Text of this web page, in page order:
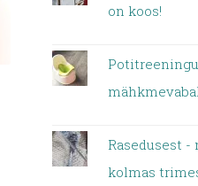
on koos!
Rasedusest -
kolmas